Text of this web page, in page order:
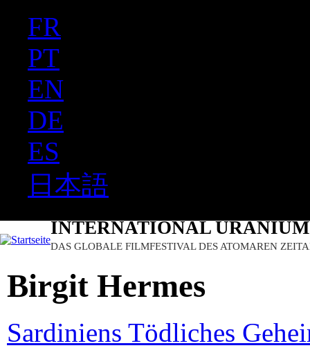
FR
PT
EN
DE
ES
日本語
INTERNATIONAL
DAS GLOBALE FILMFESTIVAL DES ATOMAREN
Birgit Hermes
Sardiniens Tödliches